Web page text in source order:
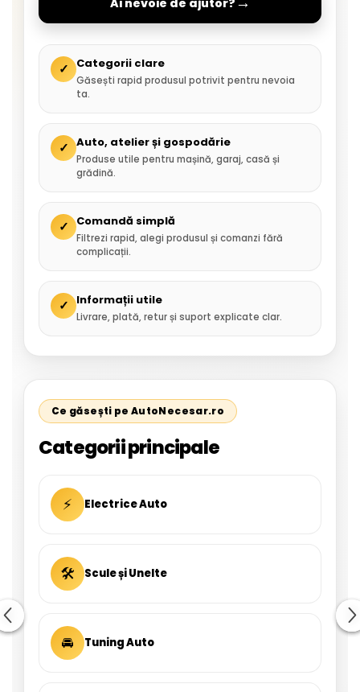
✓ Categorii clare
Găsești rapid produsul potrivit pentru nevoia
ta.
✓ Auto, atelier și gospodărie
Produse utile pentru mașină, garaj, casă și
grădină.
✓ Comandă simplă
Filtrezi rapid, alegi produsul și comanzi fără
complicații.
✓ Informații utile
Livrare, plată, retur și suport explicate clar.
Ce găsești pe AutoNecesar.ro
Categorii principale
⚡ Electrice Auto
🛠 Scule și Unelte
🚘 Tuning Auto